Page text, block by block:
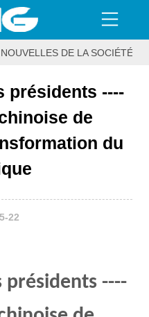
NOUVELLES DE LA SOCIÉTÉ
présidents ----
de
du
22